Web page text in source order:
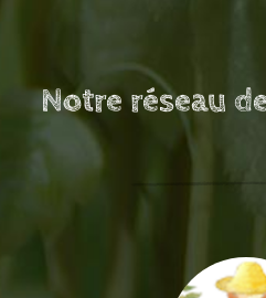
Notre réseau